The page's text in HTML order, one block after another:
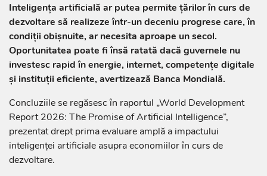
Inteligența artificială ar putea permite țărilor în curs de
dezvoltare să realizeze într-un deceniu progrese care, în
condiții obișnuite, ar necesita aproape un secol.
Oportunitatea poate fi însă ratată dacă guvernele nu
investesc rapid în energie, internet, competențe digitale
și instituții eficiente, avertizează Banca Mondială.
Concluziile se regăsesc în raportul „World Development
Report 2026: The Promise of Artificial Intelligence”,
prezentat drept prima evaluare amplă a impactului
inteligenței artificiale asupra economiilor în curs de
dezvoltare.